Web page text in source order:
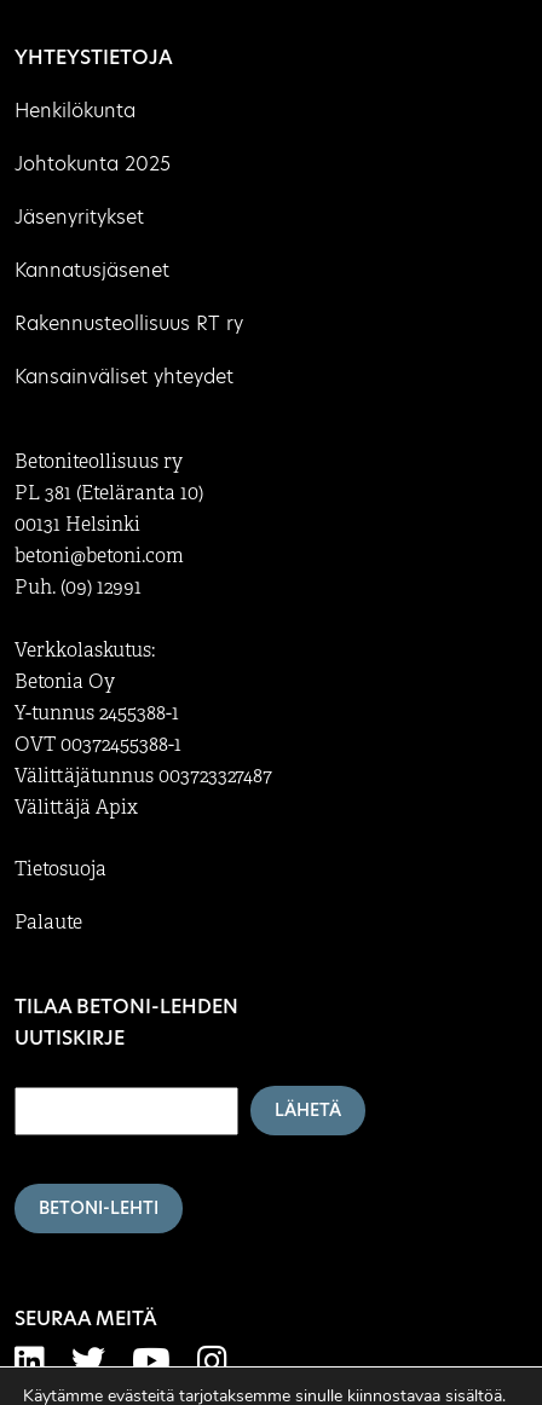
YHTEYSTIETOJA
Henkilökunta
Johtokunta 2025
Jäsenyritykset
Kannatusjäsenet
Rakennusteollisuus RT ry
Kansainväliset yhteydet
Betoniteollisuus ry
PL 381 (Eteläranta 10)
00131 Helsinki
betoni@betoni.com
Puh. (09) 12991
Verkkolaskutus:
Betonia Oy
Y-tunnus 2455388-1
OVT 00372455388-1
Välittäjätunnus 003723327487
Välittäjä Apix
Tietosuoja
Palaute
TILAA BETONI-LEHDEN
UUTISKIRJE
LÄHETÄ
BETONI-LEHTI
SEURAA MEITÄ
Käytämme evästeitä tarjotaksemme sinulle kiinnostavaa sisältöä.